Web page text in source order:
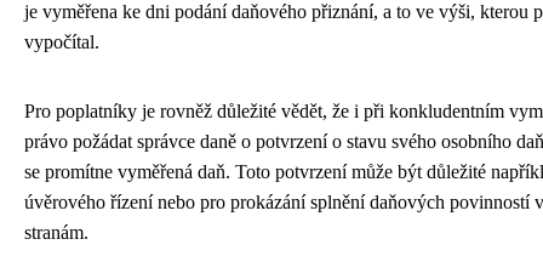
je vyměřena ke dni podání daňového přiznání, a to ve výši, kterou
vypočítal.
Pro poplatníky je rovněž důležité vědět, že i při konkludentním
právo požádat správce daně o potvrzení o stavu svého osobního
se promítne vyměřená daň. Toto potvrzení může být důležité
úvěrového řízení nebo pro prokázání splnění daňových povinností
stranám.